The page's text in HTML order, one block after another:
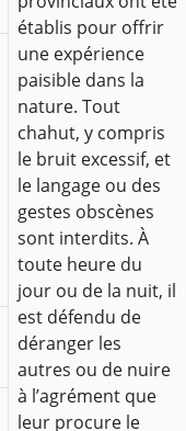
établis pour offrir
une expérience
paisible dans la
nature. Tout
chahut, y compris
le bruit excessif, et
le langage ou des
gestes obscènes
sont interdits. À
toute heure du
jour ou de la nuit, il
est défendu de
déranger les
autres ou de nuire
à l’agrément que
leur procure le